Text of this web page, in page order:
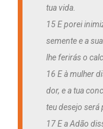
tua vida.
15 E porei
semente e a
lhe ferirás o
16 E à mulher
dor, e a tua
teu desejo será
17 E a Adão